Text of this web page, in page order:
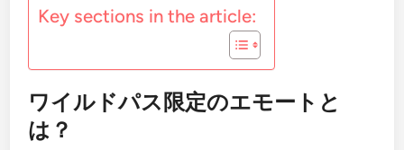
Key sections in the article:
ワイルドパス限定のエモートと
は？